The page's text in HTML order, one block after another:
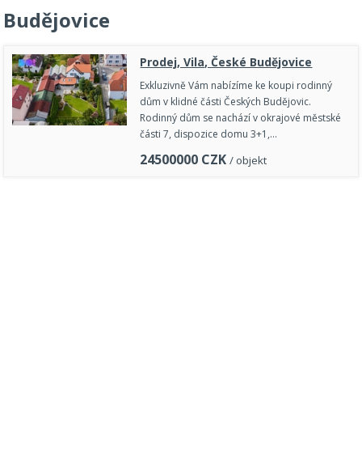
Budějovice
Prodej, Vila, České Budějovice
Exkluzivně Vám nabízíme ke koupi rodinný
dům v klidné části Českých Budějovic.
Rodinný dům se nachází v okrajové městské
části 7, dispozice domu 3+1,…
24500000 CZK / objekt